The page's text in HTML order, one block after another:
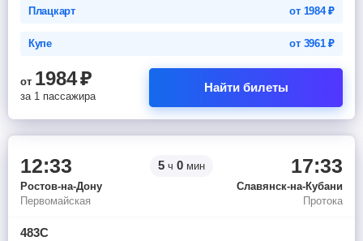
Плацкарт от 1984₽
Купе от 3961₽
от 1984₽
за 1 пассажира
Найти билеты
12:33 5 ч 0 мин 17:33
Ростов-на-Дону
Славянск-на-Кубани
Первомайская
Протока
483С